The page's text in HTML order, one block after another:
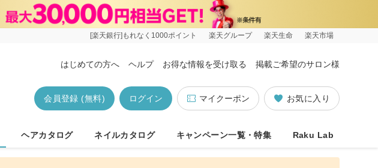
[楽天銀行]もれなく1000ポイント 楽天グループ 楽天生命 楽天市場
はじめての方へ ヘルプ お得な情報を受け取る 掲載ご希望のサロン様
お気に入り
マイクーポン
ログイン
会員登録 (無料)
ヘアカタログ ネイルカタログ キャンペーン一覧・特集 Raku Lab